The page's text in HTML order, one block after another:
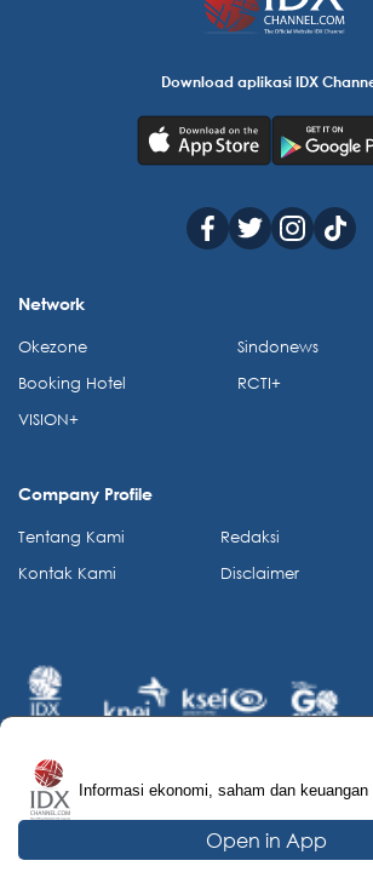
Informasi ekonomi, saham dan keuangan
Open in App
Download aplikasi IDX
Network
Okezone
Booking Hotel
VISION+
Sindonews
RCTI+
Company Profile
Tentang Kami
Kontak Kami
Redaksi
Disclaimer
© 2026 IDX Channel. All Rights